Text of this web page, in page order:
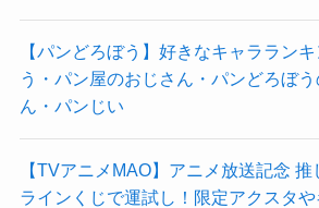
【パンどろぼう】好きなキャララン
う・パン屋のおじさん・パンどろぼう
ん・パンじい
【TVアニメMAO】アニメ放送記念
ラインくじで運試し！限定アクスタ